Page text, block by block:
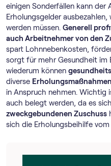
einigen Sonderfällen kann der
Erholungsgelder
werden müssen. Generell
auch Arbeitnehmer von den
spart Lohnnebenkosten,
sorgt für mehr Gesundheit im
wiederum können
diverse Erholungsmaßnahmen
in Anspruch nehmen. Wichtig
auch belegt werden, da es
zweckgebundenen Zuschuss
sich die Erholungsbeihilfe vom